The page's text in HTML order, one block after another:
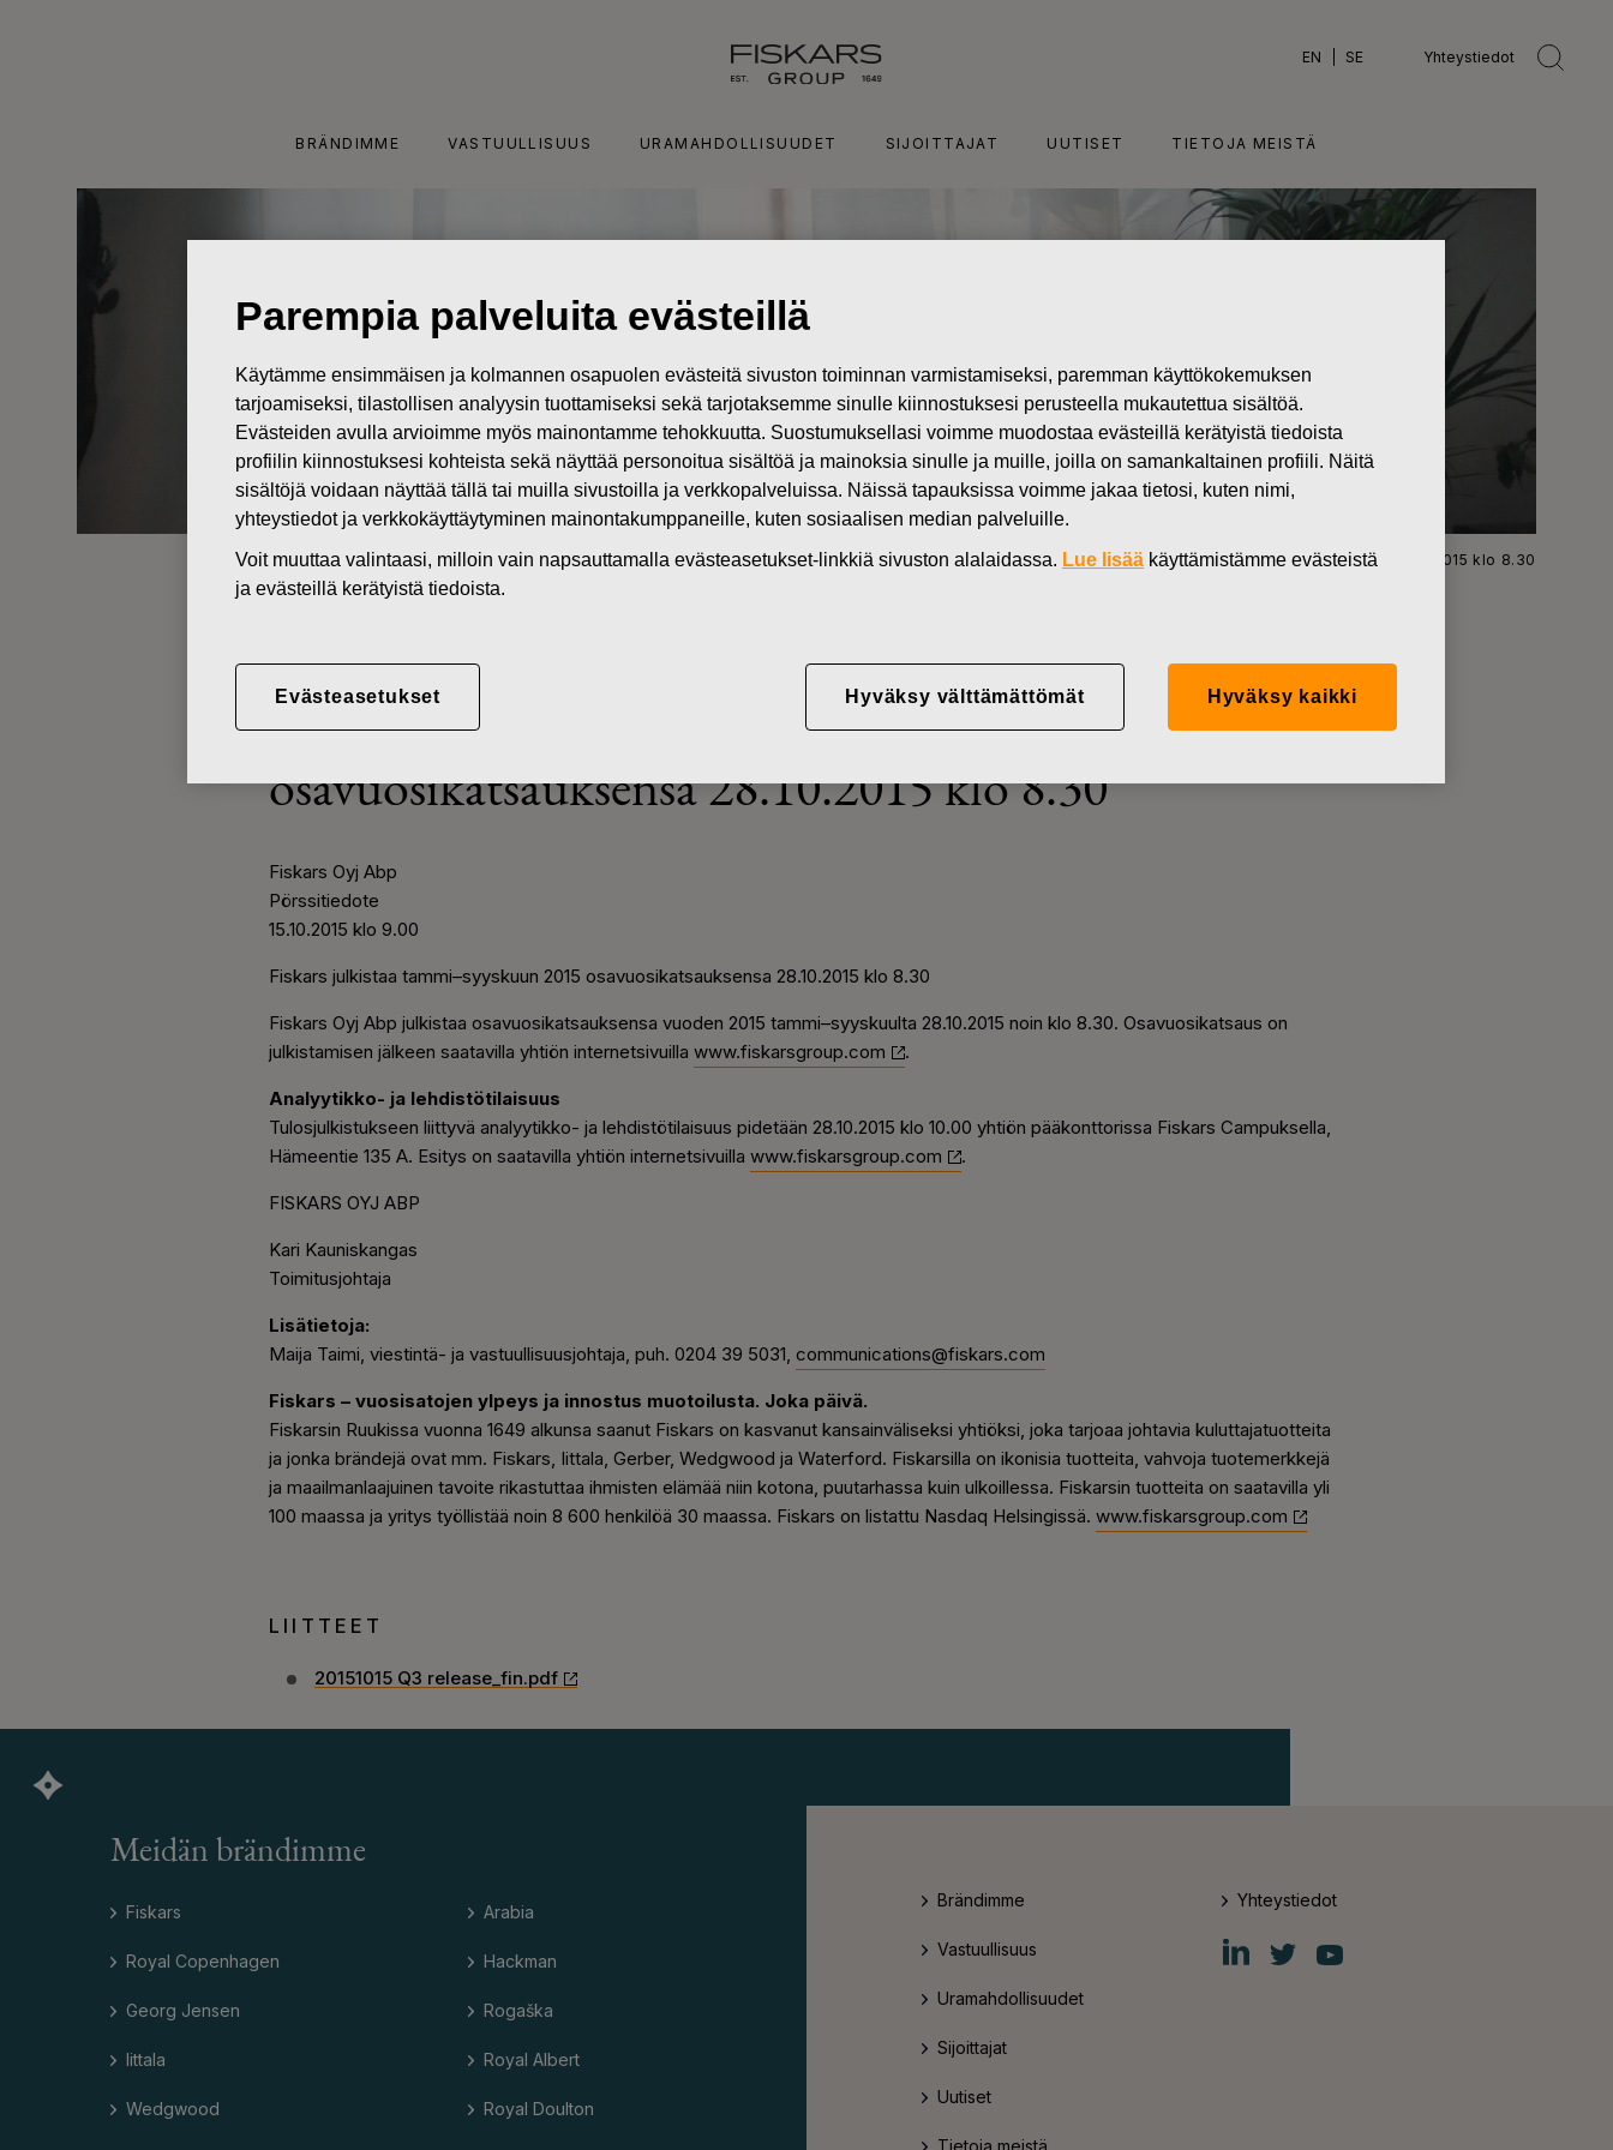
EN SE Yhteystiedot
BRÄNDIMME VASTUULLISUUS URAMAHDOLLISUUDET SIJOITTAJAT UUTISET TIETOJA MEISTÄ
Uutiset Fiskars julkistaa tammi–syyskuun 2015 osavuosikatsauksensa 28.10.2015 klo 8.30
15.10.2015
Fiskars julkistaa tammi–syyskuun 2015
osavuosikatsauksensa 28.10.2015 klo 8.30
Fiskars Oyj Abp
Pörssitiedote
15.10.2015 klo 9.00
Fiskars julkistaa tammi–syyskuun 2015 osavuosikatsauksensa 28.10.2015 klo 8.30
Fiskars Oyj Abp julkistaa osavuosikatsauksensa vuoden 2015 tammi–syyskuulta 28.10.2015 noin klo 8.30. Osavuosikatsaus on
julkistamisen jälkeen saatavilla yhtiön internetsivuilla www.fiskarsgroup.com .
Analyytikko- ja lehdistötilaisuus
Tulosjulkistukseen liittyvä analyytikko- ja lehdistötilaisuus pidetään 28.10.2015 klo 10.00 yhtiön pääkonttorissa Fiskars Campuksella,
Hämeentie 135 A. Esitys on saatavilla yhtiön internetsivuilla www.fiskarsgroup.com .
FISKARS OYJ ABP
Kari Kauniskangas
Toimitusjohtaja
Lisätietoja:
Maija Taimi, viestintä- ja vastuullisuusjohtaja, puh. 0204 39 5031, communications@fiskars.com
Fiskars – vuosisatojen ylpeys ja innostus muotoilusta. Joka päivä.
Fiskarsin Ruukissa vuonna 1649 alkunsa saanut Fiskars on kasvanut kansainväliseksi yhtiöksi, joka tarjoaa johtavia kuluttajatuotteita
ja jonka brändejä ovat mm. Fiskars, Iittala, Gerber, Wedgwood ja Waterford. Fiskarsilla on ikonisia tuotteita, vahvoja tuotemerkkejä
ja maailmanlaajuinen tavoite rikastuttaa ihmisten elämää niin kotona, puutarhassa kuin ulkoillessa. Fiskarsin tuotteita on saatavilla yli
100 maassa ja yritys työllistää noin 8 600 henkilöä 30 maassa. Fiskars on listattu Nasdaq Helsingissä. www.fiskarsgroup.com
LIITTEET
20151015 Q3 release_fin.pdf
Meidän brändimme
Fiskars
Royal Copenhagen
Georg Jensen
Iittala
Wedgwood
Arabia
Hackman
Rogaška
Royal Albert
Royal Doulton
Brändimme
Vastuullisuus
Uramahdollisuudet
Sijoittajat
Uutiset
Tietoja meistä
Yhteystiedot
Fiskars
Group
Fiskars
Group
Fiskars
Group
Parempia palveluita evästeillä
Käytämme ensimmäisen ja kolmannen osapuolen evästeitä sivuston toiminnan varmistamiseksi, paremman käyttökokemuksen
tarjoamiseksi, tilastollisen analyysin tuottamiseksi sekä tarjotaksemme sinulle kiinnostuksesi perusteella mukautettua sisältöä.
Evästeiden avulla arvioimme myös mainontamme tehokkuutta. Suostumuksellasi voimme muodostaa evästeillä kerätyistä tiedoista
profiilin kiinnostuksesi kohteista sekä näyttää personoitua sisältöä ja mainoksia sinulle ja muille, joilla on samankaltainen profiili. Näitä
sisältöjä voidaan näyttää tällä tai muilla sivustoilla ja verkkopalveluissa. Näissä tapauksissa voimme jakaa tietosi, kuten nimi,
yhteystiedot ja verkkokäyttäytyminen mainontakumppaneille, kuten sosiaalisen median palveluille.
Voit muuttaa valintaasi, milloin vain napsauttamalla evästeasetukset-linkkiä sivuston alalaidassa. Lue lisää käyttämistämme evästeistä
ja evästeillä kerätyistä tiedoista.
Evästeasetukset Hyväksy välttämättömät Hyväksy kaikki